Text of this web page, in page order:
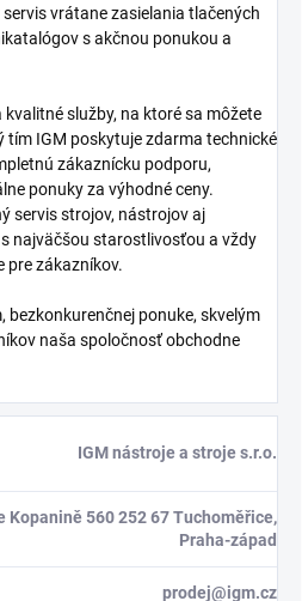
vrátane zasielania tlačených
s akčnou ponukou a
služby, na ktoré sa môžete
tím IGM poskytuje zdarma technické
zákaznícku podporu,
ponuky za výhodné ceny.
servis strojov, nástrojov aj
najväčšou starostlivosťou a vždy
pre zákazníkov.
ponuke, skvelým
naša spoločnosť obchodne
IGM nástroje a stroje s.r.o.
Kopanině 560 252 67 Tuchoměřice,
Praha-západ
prodej@igm.cz